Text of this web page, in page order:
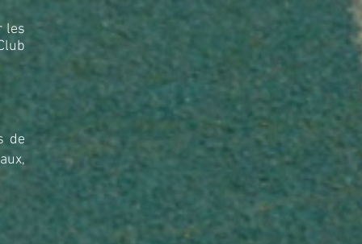
les
de